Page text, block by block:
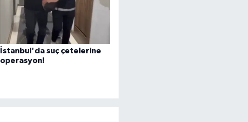
İstanbul'da suç çetelerine
operasyon!